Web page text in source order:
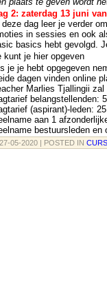
2: zaterdag 13 juni
deze dag leer je verder
in sessies en ook
basics hebt gevolgd.
kunt je hier opgeven
je je hebt opgegeven
dagen vinden online
Marlies Tjallingii
belangstellenden:
(aspirant)-leden:
aan 1
bestuursleden en
05-2020 | POSTED IN